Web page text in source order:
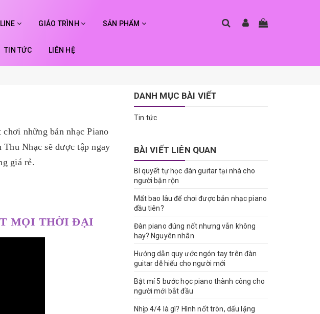
GIÁO TRÌNH SẢN PHẨM
TIN TỨC LIÊN HỆ
những bản nhạc Piano
Nhạc sẽ được tập ngay
giá rẻ.
MỌI THỜI ĐẠI
DANH MỤC BÀI VIẾT
Tin tức
BÀI VIẾT LIÊN QUAN
Bí quyết tự học đàn guitar tại nhà cho
người bận rộn
Mất bao lâu để chơi được bản nhạc piano
đầu tiên?
Đàn piano đúng nốt nhưng vẫn không
hay? Nguyên nhân
Hướng dẫn quy ước ngón tay trên đàn
guitar dễ hiểu cho người mới
Bật mí 5 bước học piano thành công cho
người mới bắt đầu
Nhịp 4/4 là gì? Hình nốt tròn, dấu lặng